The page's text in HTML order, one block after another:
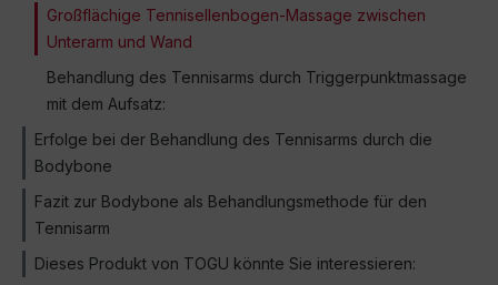
Großflächige Tennisellenbogen-Massage zwischen
Unterarm und Wand
Behandlung des Tennisarms durch Triggerpunktmassage
mit dem Aufsatz:
Erfolge bei der Behandlung des Tennisarms durch die
Bodybone
Fazit zur Bodybone als Behandlungsmethode für den
Tennisarm
Dieses Produkt von TOGU könnte Sie interessieren: